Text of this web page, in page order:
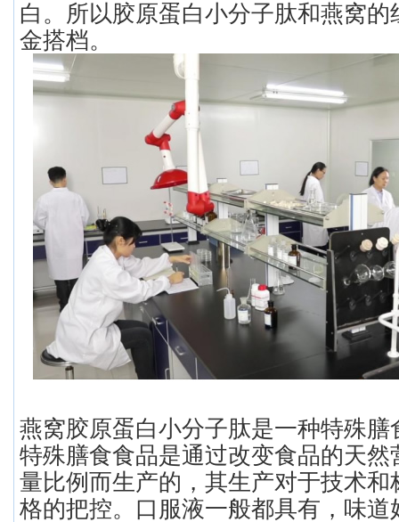
白。所以胶原蛋白小分子肽和燕窝的
金搭档。
燕窝胶原蛋白小分子肽是一种特殊膳
特殊膳食食品是通过改变食品的天然
量比例而生产的，其生产对于技术和
格的把控。口服液一般都具有，味道